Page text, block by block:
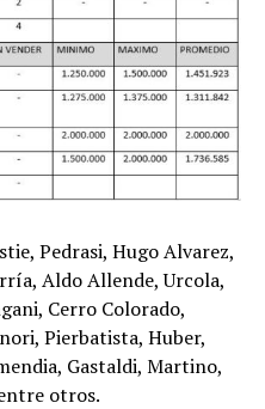
Pedrasi, Hugo Alvarez,
Aldo Allende, Urcola,
Cerro Colorado,
Pierbatista, Huber,
Gastaldi, Martino,
otros.